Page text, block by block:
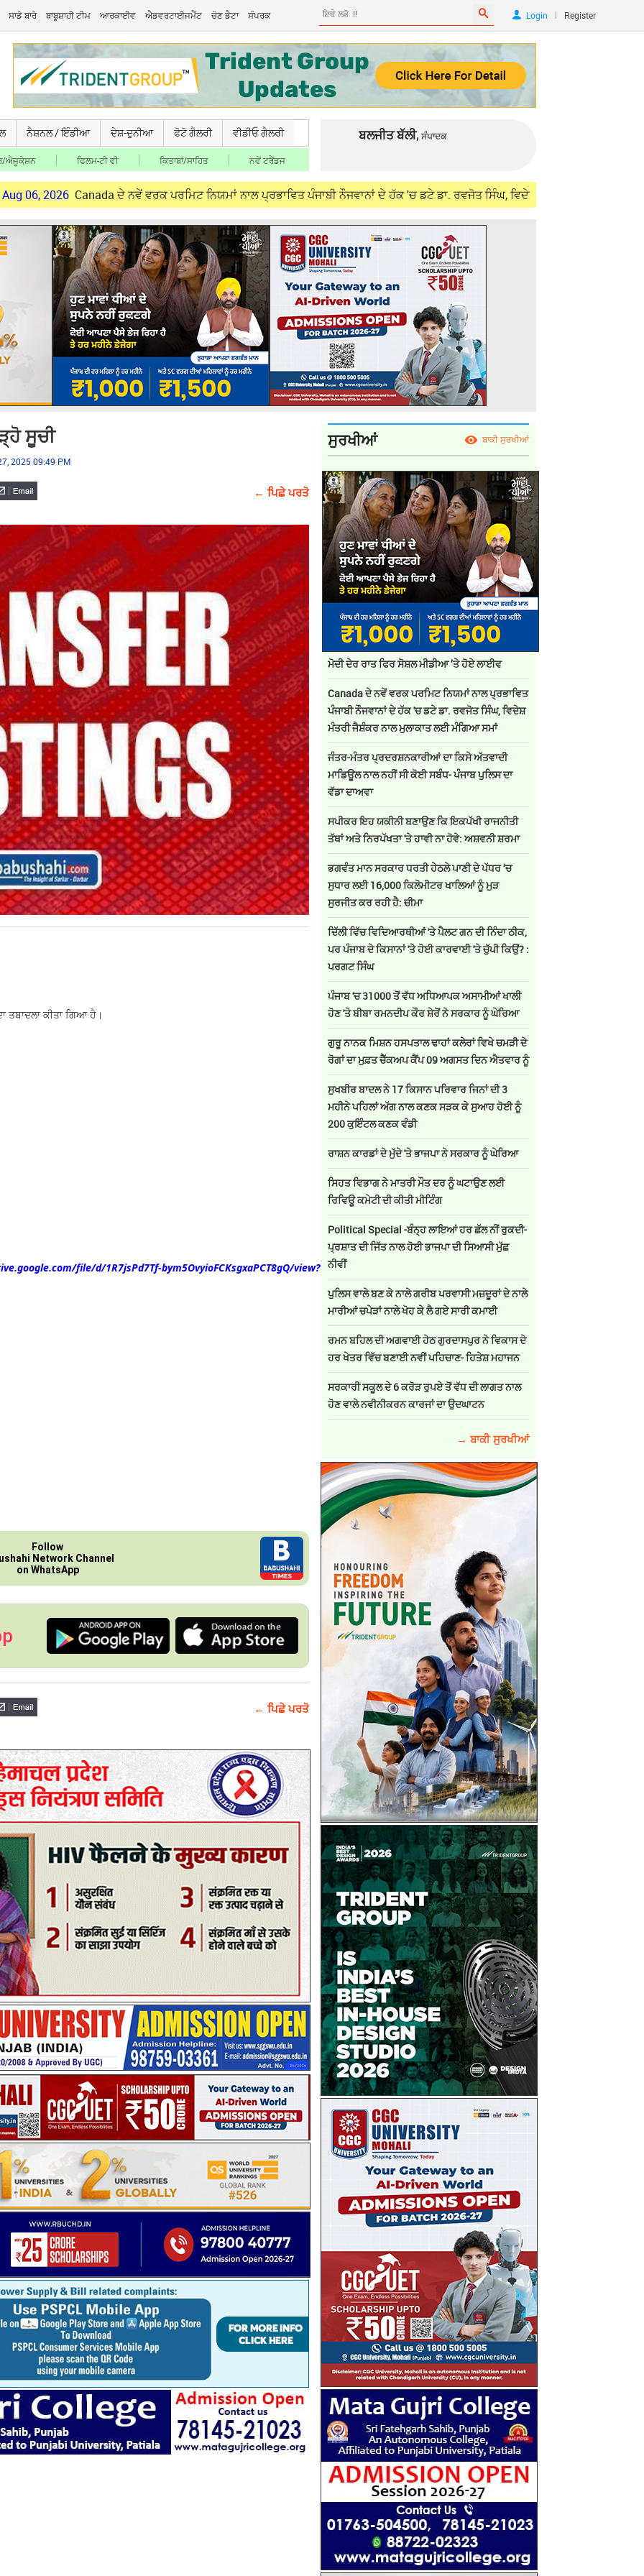
ਸਾਡੇ ਬਾਰੇ ਬਾਬੂਸ਼ਾਹੀ ਟੀਮ ਆਰਕਾਈਵ ਐਡਵਰਟਾਈਜਮੈਂਟ ਚੋਣ ਡੈਟਾ ਸੰਪਰਕ Login | Register
ਨੈਸ਼ਨਲ / ਇੰਡੀਆ ਦੇਸ਼-ਦੁਨੀਆ ਫੋਟੋ ਗੈਲਰੀ ਵੀਡੀਓ ਗੈਲਰੀ
ਐਜੂਕੇ਼ਸ਼ਨ ਫਿਲਮ-ਟੀ ਵੀ ਕਿਤਾਬਾਂ/ਸਾਹਿਤ ਨਵੇਂ ਟਰੈਂਡਜ
ਬਲਜੀਤ ਬੱਲੀ, ਸੰਪਾਦਕ
Canada ਦੇ ਨਵੇਂ ਵਰਕ ਪਰਮਿਟ ਨਿਯਮਾਂ ਨਾਲ ਪ੍ਰਭਾਵਿਤ ਪੰਜਾਬੀ ਨੌਜਵਾਨਾਂ ਦੇ ਹੱਕ 'ਚ ਡਟੇ ਡਾ. ਰਵਜੋਤ ਸਿੰਘ, ਵਿਦੇਸ਼ ਮੰਤਰੀ ਜੈਸ਼ੰਕਰ ਨਾਲ ਮੁਲਾਕਾਤ ਲਈ
ਸੂਚੀ
2025 09:49 PM
← ਪਿਛੇ ਪਰਤੋ
ਕੀਤਾ ਗਿਆ ਹੈ।
file/d/1R7jsPd7Tf-bym5OvyioFCKsgxaPCT8gQ/view?
Follow
Network Channel
on WhatsApp
← ਪਿਛੇ ਪਰਤੋ
ਸੁਰਖੀਆਂ ਬਾਕੀ ਸੁਰਖੀਆਂ
ਮੋਦੀ ਦੇਰ ਰਾਤ ਫਿਰ ਸੋਸ਼ਲ ਮੀਡੀਆ ’ਤੇ ਹੋਏ ਲਾਈਵ
Canada ਦੇ ਨਵੇਂ ਵਰਕ ਪਰਮਿਟ ਨਿਯਮਾਂ ਨਾਲ ਪ੍ਰਭਾਵਿਤ
ਪੰਜਾਬੀ ਨੌਜਵਾਨਾਂ ਦੇ ਹੱਕ 'ਚ ਡਟੇ ਡਾ. ਰਵਜੋਤ ਸਿੰਘ, ਵਿਦੇਸ਼
ਮੰਤਰੀ ਜੈਸ਼ੰਕਰ ਨਾਲ ਮੁਲਾਕਾਤ ਲਈ ਮੰਗਿਆ ਸਮਾਂ
ਜੰਤਰ-ਮੰਤਰ ਪ੍ਰਦਰਸ਼ਨਕਾਰੀਆਂ ਦਾ ਕਿਸੇ ਅੱਤਵਾਦੀ
ਮਾਡਿਊਲ ਨਾਲ ਨਹੀਂ ਸੀ ਕੋਈ ਸਬੰਧ- ਪੰਜਾਬ ਪੁਲਿਸ ਦਾ
ਵੱਡਾ ਦਾਅਵਾ
ਸਪੀਕਰ ਇਹ ਯਕੀਨੀ ਬਣਾਉਣ ਕਿ ਇਕਪੱਖੀ ਰਾਜਨੀਤੀ
ਤੱਥਾਂ ਅਤੇ ਨਿਰਪੱਖਤਾ 'ਤੇ ਹਾਵੀ ਨਾ ਹੋਵੇ: ਅਸ਼ਵਨੀ ਸ਼ਰਮਾ
ਭਗਵੰਤ ਮਾਨ ਸਰਕਾਰ ਧਰਤੀ ਹੇਠਲੇ ਪਾਣੀ ਦੇ ਪੱਧਰ ‘ਚ
ਸੁਧਾਰ ਲਈ 16,000 ਕਿਲੋਮੀਟਰ ਖਾਲਿਆਂ ਨੂੰ ਮੁੜ
ਸੁਰਜੀਤ ਕਰ ਰਹੀ ਹੈ: ਚੀਮਾ
ਦਿੱਲੀ ਵਿੱਚ ਵਿਦਿਆਰਥੀਆਂ 'ਤੇ ਪੈਲਟ ਗਨ ਦੀ ਨਿੰਦਾ ਠੀਕ,
ਪਰ ਪੰਜਾਬ ਦੇ ਕਿਸਾਨਾਂ 'ਤੇ ਹੋਈ ਕਾਰਵਾਈ 'ਤੇ ਚੁੱਪੀ ਕਿਉਂ? :
ਪਰਗਟ ਸਿੰਘ
ਪੰਜਾਬ 'ਚ 31000 ਤੋਂ ਵੱਧ ਅਧਿਆਪਕ ਅਸਾਮੀਆਂ ਖਾਲੀ
ਹੋਣ 'ਤੇ ਬੀਬਾ ਰਮਨਦੀਪ ਕੌਰ ਸ਼ੇਰੋਂ ਨੇ ਸਰਕਾਰ ਨੂੰ ਘੇਰਿਆ
ਗੁਰੂ ਨਾਨਕ ਮਿਸ਼ਨ ਹਸਪਤਾਲ ਢਾਹਾਂ ਕਲੇਰਾਂ ਵਿਖੇ ਚਮੜੀ ਦੇ
ਰੋਗਾਂ ਦਾ ਮੁਫ਼ਤ ਚੈੱਕਅਪ ਕੈਂਪ 09 ਅਗਸਤ ਦਿਨ ਐਤਵਾਰ ਨੂੰ
ਸੁਖਬੀਰ ਬਾਦਲ ਨੇ 17 ਕਿਸਾਨ ਪਰਿਵਾਰ ਜਿਨਾਂ ਦੀ 3
ਮਹੀਨੇ ਪਹਿਲਾਂ ਅੱਗ ਨਾਲ ਕਣਕ ਸੜਕ ਕੇ ਸੁਆਹ ਹੋਈ ਨੂੰ
200 ਕੁਇੰਟਲ ਕਣਕ ਵੰਡੀ
ਰਾਸ਼ਨ ਕਾਰਡਾਂ ਦੇ ਮੁੱਦੇ 'ਤੇ ਭਾਜਪਾ ਨੇ ਸਰਕਾਰ ਨੂੰ ਘੇਰਿਆ
ਸਿਹਤ ਵਿਭਾਗ ਨੇ ਮਾਤਰੀ ਮੌਤ ਦਰ ਨੂੰ ਘਟਾਉਣ ਲਈ
ਰਿਵਿਊ ਕਮੇਟੀ ਦੀ ਕੀਤੀ ਮੀਟਿੰਗ
Political Special -ਬੰਨ੍ਹ ਲਾਇਆਂ ਹਰ ਛੱਲ ਨੀਂ ਰੁਕਦੀ-
ਪ੍ਰਸ਼ਾਤ ਦੀ ਜਿੱਤ ਨਾਲ ਹੋਈ ਭਾਜਪਾ ਦੀ ਸਿਆਸੀ ਮੁੱਛ
ਨੀਵੀਂ
ਪੁਲਿਸ ਵਾਲੇ ਬਣ ਕੇ ਨਾਲੇ ਗਰੀਬ ਪਰਵਾਸੀ ਮਜ਼ਦੂਰਾਂ ਦੇ ਨਾਲੇ
ਮਾਰੀਆਂ ਚਪੇੜਾਂ ਨਾਲੇ ਖੋਹ ਕੇ ਲੈ ਗਏ ਸਾਰੀ ਕਮਾਈ
ਰਮਨ ਬਹਿਲ ਦੀ ਅਗਵਾਈ ਹੇਠ ਗੁਰਦਾਸਪੁਰ ਨੇ ਵਿਕਾਸ ਦੇ
ਹਰ ਖੇਤਰ ਵਿੱਚ ਬਣਾਈ ਨਵੀਂ ਪਹਿਚਾਣ- ਹਿਤੇਸ਼ ਮਹਾਜਨ
ਸਰਕਾਰੀ ਸਕੂਲ ਦੇ 6 ਕਰੋੜ ਰੁਪਏ ਤੋਂ ਵੱਧ ਦੀ ਲਾਗਤ ਨਾਲ
ਹੋਣ ਵਾਲੇ ਨਵੀਨੀਕਰਨ ਕਾਰਜਾਂ ਦਾ ਉਦਘਾਟਨ
→ ਬਾਕੀ ਸੁਰਖੀਆਂ